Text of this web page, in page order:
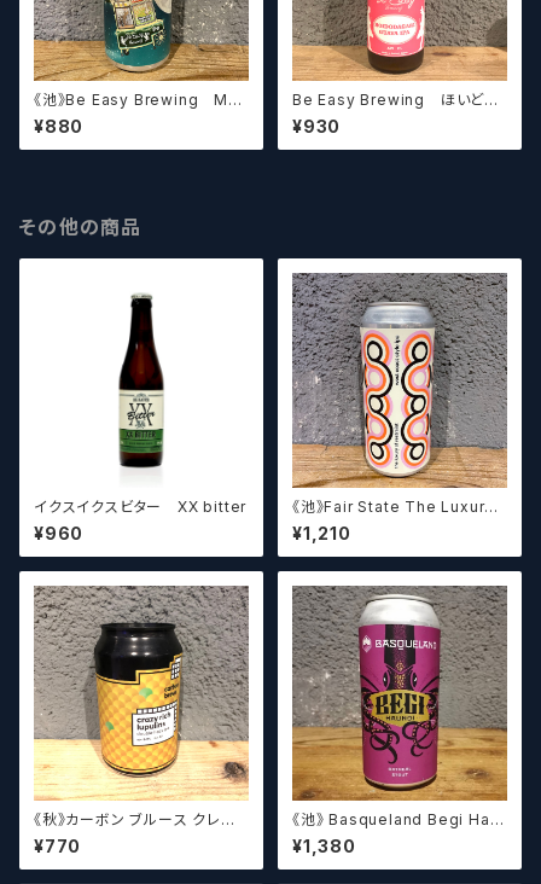
《池》Be Easy Brewing ME
♡ - Hazy IPA 【クラフトビー
ル】
¥880
Be Easy Brewing ほいどだ
がり - Guava IPA 【クラフトビ
ール】
¥930
その他の商品
イクスイクスビター XX bitter
¥960
《池》Fair State The Luxury
of Restraint / フェアステイト
ザ ラグジュアリー オブ リストレ
イント【クラフトビールシザーズ】
¥1,210
《秋》カーボン ブルース クレイ
ジーリッチルプリンズ Carbo
n Brews Crazy rich Lupulin
s【クラフトビール】
¥770
《池》 Basqueland Begi Hau
ndi ベヒ アウンディ
¥1,380